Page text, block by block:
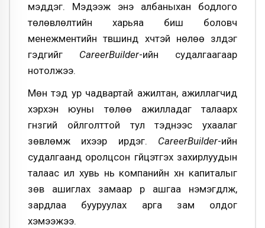
мэддэг. Мэдээж энэ албаныхан бодлого
төлөвлөлтийн харьяа биш боловч
менежментийн түвшинд хүчтэй нөлөө үзүүлдэг
гэдгийг CareerBuilder-ийн судалгаагаар
нотолжээ.
Мөн тэд ур чадвартай ажилтан, ажиллагчид
хэрхэн юуны төлөө ажилладаг талаарх
гүнзгий ойлголттой тул тэднээс ухаалаг
зөвлөмж ихээр ирдэг. CareerBuilder-ийн
судалгаанд оролцсон гүйцэтгэх захирлуудын
талаас илүү хувь нь компанийн хүн капиталыг
зөв ашиглах замаар үр ашгаа нэмэгдүүлж,
зардлаа бууруулах арга зам олдог
хэмээжээ.